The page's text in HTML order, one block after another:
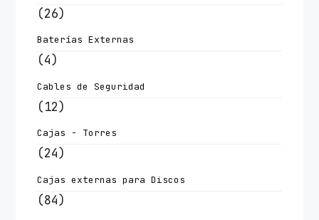
(26)
Baterías Externas
(4)
Cables de Seguridad
(12)
Cajas - Torres
(24)
Cajas externas para Discos
(84)